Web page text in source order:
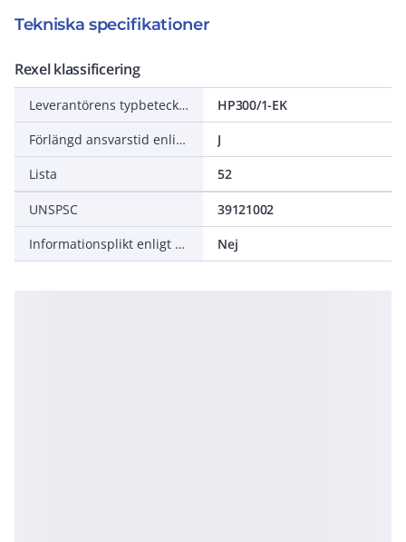
Tekniska specifikationer
Rexel klassificering
Leverantörens typbeteckning
HP300/1-EK
Förlängd ansvarstid enligt ALEM-09
J
Lista
52
UNSPSC
39121002
Informationsplikt enligt REACH
Nej